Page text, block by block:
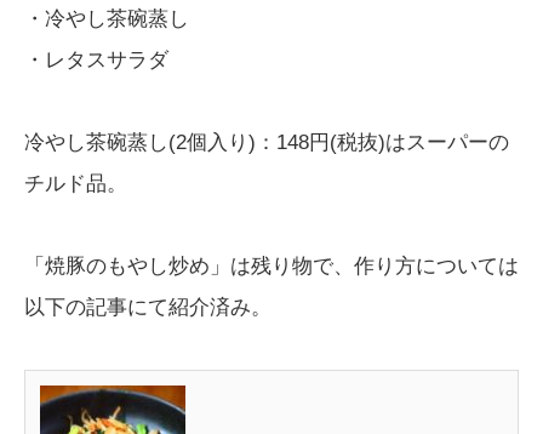
・冷やし茶碗蒸し
・レタスサラダ
冷やし茶碗蒸し(2個入り)：148円(税抜)はスーパーの
チルド品。
「焼豚のもやし炒め」は残り物で、作り方については
以下の記事にて紹介済み。